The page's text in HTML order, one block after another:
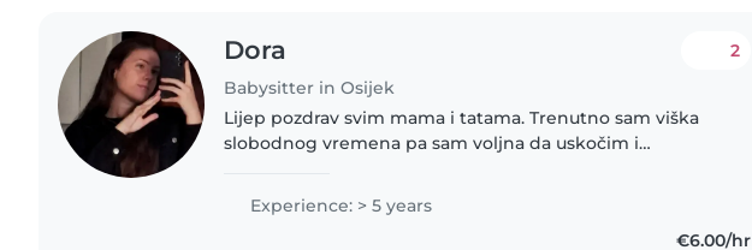
Dora
Babysitter in Osijek
2
Lijep pozdrav svim mama i tatama. Trenutno sam viška
slobodnog vremena pa sam voljna da uskočim i
tetka dvaju prekrasnih nećaka..
Experience: > 5 years
€6.00/hr